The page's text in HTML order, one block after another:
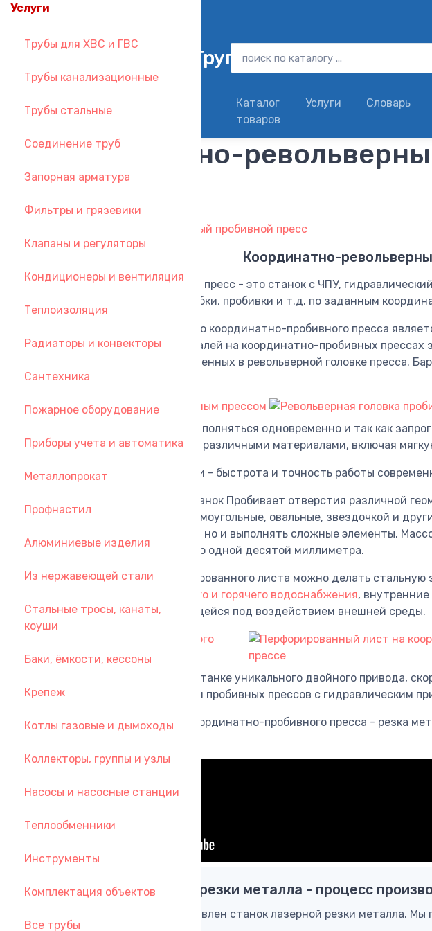
zakaz@metallsantehgroup.ru
заказа
Каталог
товаров
Услуги Словарь
Услуги
Трубы для ХВС и ГВС
Трубы канализационные
Трубы стальные
Соединение труб
Запорная арматура
Фильтры и грязевики
Клапаны и регуляторы
Кондиционеры и вентиляция
Теплоизоляция
Радиаторы и конвекторы
Сантехника
Пожарное оборудование
Приборы учета и автоматика
Металлопрокат
Профнастил
Алюминиевые изделия
Из нержавеющей стали
Стальные тросы, канаты,
коуши
Баки, ёмкости, кессоны
Крепеж
Котлы газовые и дымоходы
Коллекторы, группы и узлы
Насосы и насосные станции
Теплообменники
Инструменты
Комплектация объектов
Все трубы
Координатно-
процесс
Координатно-
Координатно-револьверный пресс - это станок с ЧПУ,
программу штамповки, вырубки, пробивки и т.д. по заданным
Пробивка металла с помощью координатно-пробивного пресса
металла. Изготовление деталей на координатно-пробивных
сменных штампов, установленных в револьверной головке пресса.
наконечников.
Несколько заданий могут выполняться одновременно и так как
может работать со многими различными материалами, включая
Качество готовой продукции - быстрота и точность работы
Координатно-пробивной станок Пробивает отверстия различной
программе: Квадратные, прямоугольные, овальные, звездочкой и
различных форм и размеров, но и выполнять сложные элементы.
пробиваются с точностью до одной десятой миллиметра.
Из металлического перфорированного листа можно делать стальную
труб холодного и горячего водоснабжения, внутренние
запорной арматурынаходящейся под воздействием внешней среды.
Благодаря наличию в этом станке уникального двойного привода,
превышает аналогичную для пробивных прессов с гидравлическим
Основные преимущества Координатно-пробивного пресса - резка
Комплекс лазерной резки металла - процесс
Видео из цеха где установлен станок лазерной резки металла.